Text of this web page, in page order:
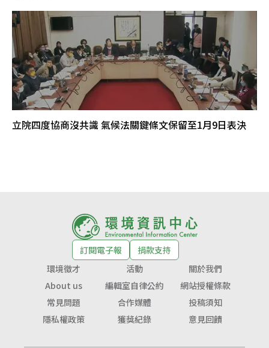
立院四度協商沒共識 氣候法關鍵條文保留至1月9日表決
訂閱電子報
捐款支持
環境徵才
活動
關於我們
About us
編輯室自律公約
網站授權條款
常見問題
合作媒體
投稿須知
隱私權政策
獲獎紀錄 意見回饋